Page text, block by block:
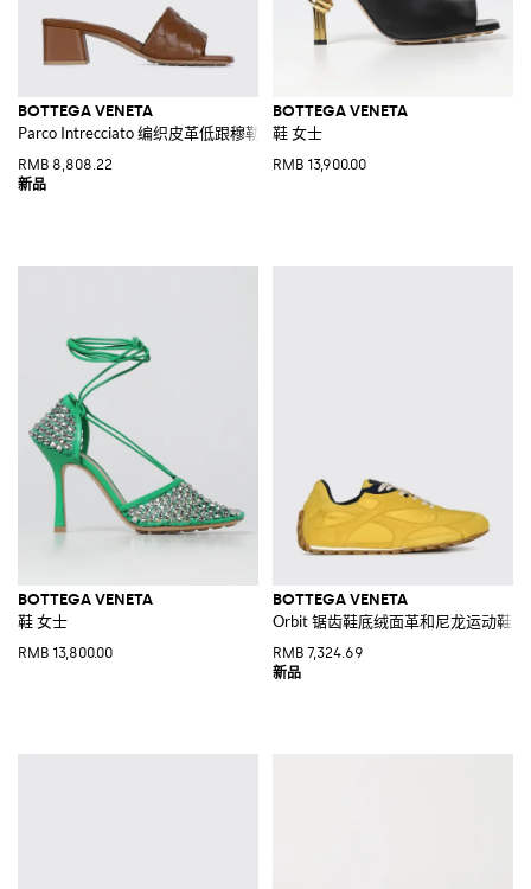
BOTTEGA VENETA
Parco Intrecciato 编织皮革低跟穆勒凉鞋
RMB 8,808.22
BOTTEGA VENETA
鞋 女士
RMB 13,900.00
BOTTEGA VENETA
鞋 女士
RMB 13,800.00
BOTTEGA VENETA
Orbit 锯齿鞋底绒面革和尼龙运动鞋
RMB 7,324.69